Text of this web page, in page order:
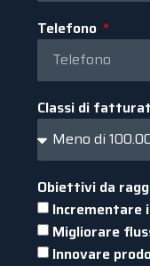
Telefono
Classi di
Obiettivi da
Migliorare
Innovare